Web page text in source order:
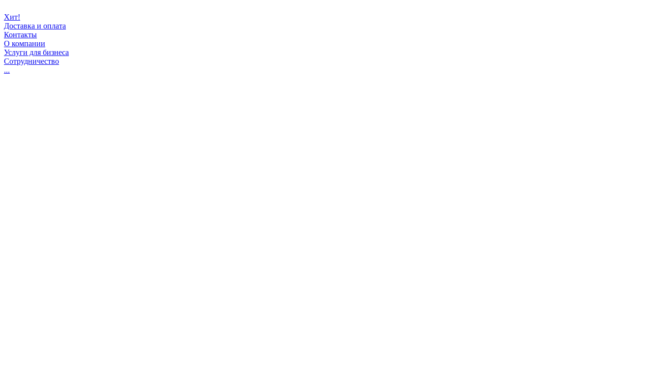
Хит!
Доставка и оплата
Контакты
О компании
Услуги для бизнеса
Сотрудничество
...